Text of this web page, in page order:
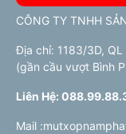
CÔNG TY TNHH
Địa chỉ: 1183/3D, QL
(gần cầu vượt Bình
Liên Hệ:
Mail